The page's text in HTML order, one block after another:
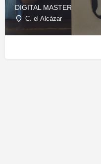
DIGITAL MASTER
C. el Alcázar